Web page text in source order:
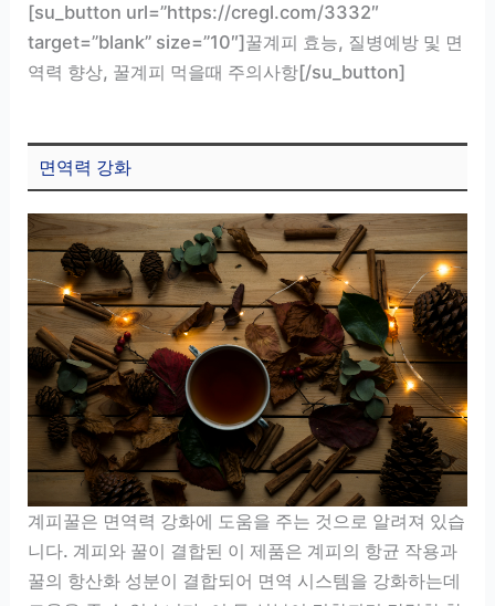
[su_button url=”https://cregl.com/3332″
target=”blank” size=”10″]꿀계피 효능, 질병예방 및 면
역력 향상, 꿀계피 먹을때 주의사항[/su_button]
면역력 강화
계피꿀은 면역력 강화에 도움을 주는 것으로 알려져 있습
니다. 계피와 꿀이 결합된 이 제품은 계피의 항균 작용과
꿀의 항산화 성분이 결합되어 면역 시스템을 강화하는데